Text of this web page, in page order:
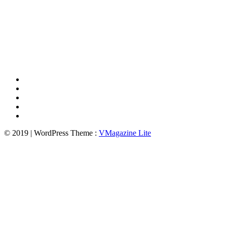
© 2019 | WordPress Theme : VMagazine Lite